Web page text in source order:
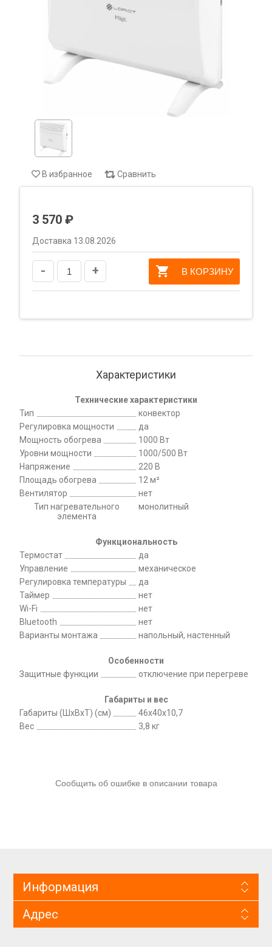
В избранное Сравнить
3 570 ₽
Доставка 13.08.2026
- + В КОРЗИНУ
Характеристики
Технические характеристики
Тип
конвектор
Регулировка мощности
да
Мощность обогрева
1000 Вт
Уровни мощности
1000/500 Вт
Напряжение
220 B
Площадь обогрева
12 м²
Вентилятор
нет
Тип нагревательного
элемента
монолитный
Функциональность
Термостат
да
Управление
механическое
Регулировка температуры
да
Таймер
нет
Wi-Fi
нет
Bluetooth
нет
Варианты монтажа
напольный, настенный
Особенности
Защитные функции
отключение при перегреве
Габариты и вес
Габариты (ШхВхТ) (см)
46х40х10,7
Вес
3,8 кг
Сообщить об ошибке в описании товара
Информация
Адрес